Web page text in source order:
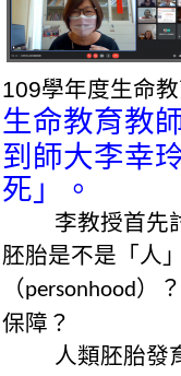
109學年度生命
生命教育教
到師大李幸
死」。
李教授首先
胚胎是不是「人
（personhood ）
保障？
人類胚胎發